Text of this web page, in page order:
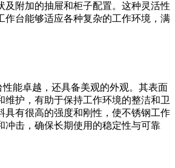
及附加的抽屉和柜子配置。这种灵活性
作台能够适应各种复杂的工作环境，满
能卓越，还具备美观的外观。其表面
维护，有助于保持工作环境的整洁和卫
具有很高的强度和刚性，使不锈钢工作
冲击，确保长期使用的稳定性与可靠